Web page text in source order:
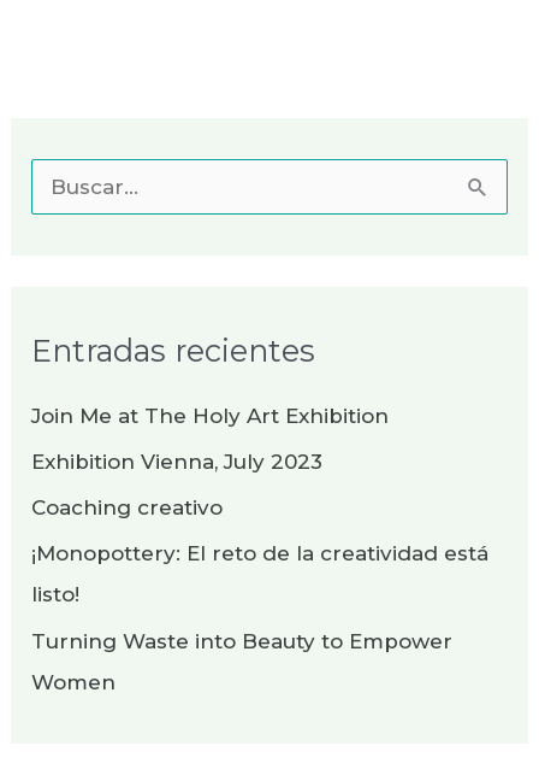
a
r
:
Entradas recientes
Join Me at The Holy Art Exhibition
Exhibition Vienna, July 2023
Coaching creativo
¡Monopottery: El reto de la creatividad está
listo!
Turning Waste into Beauty to Empower
Women